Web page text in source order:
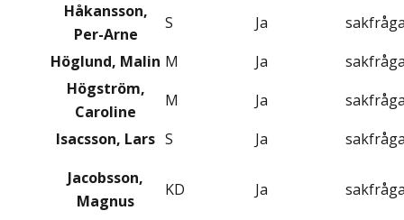
Håkansson,
Per-Arne
S Ja
Höglund, Malin M Ja
Högström,
Caroline
M Ja
Isacsson, Lars S Ja
Jacobsson,
Magnus
KD Ja